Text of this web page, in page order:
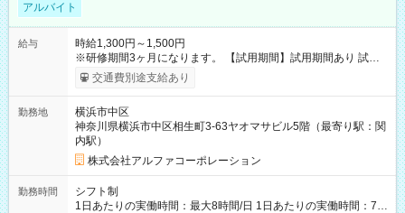
アルバイト
給与
時給1,300円～1,500円
※研修期間3ヶ月になります。 【試用期間】試用期間あり 試用
期間の長さ：3ヶ月 雇用形態、給与は本採用時と同じです。
交通費別途支給あり
勤務地
横浜市中区
神奈川県横浜市中区相生町3-63ヤオマサビル5階（最寄り駅：関
内駅）
株式会社アルファコーポレーション
勤務時間
シフト制
1日あたりの実働時間：最大8時間/日 1日あたりの実働時間：7～